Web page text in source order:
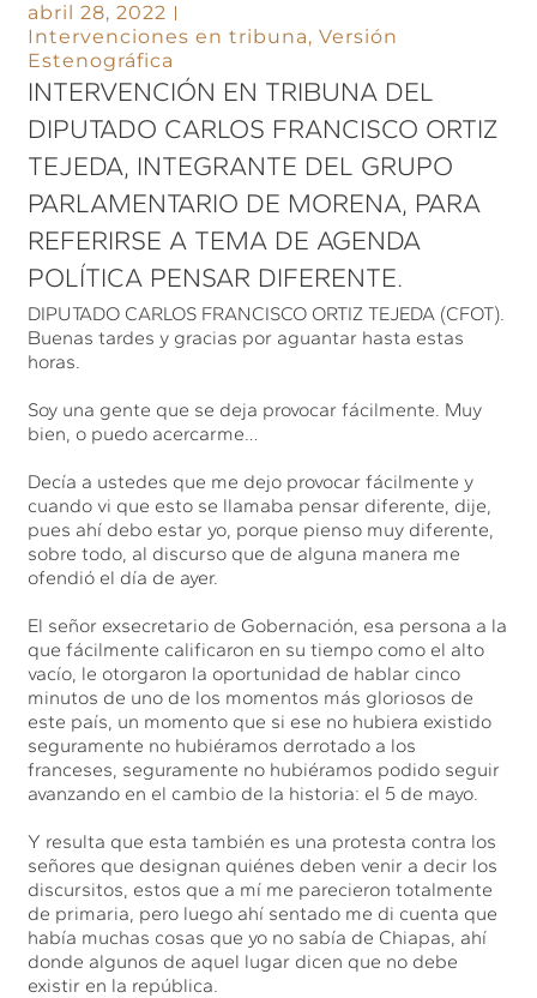
abril 28, 2022
Intervenciones en tribuna,Versión
Estenográfica
INTERVENCIÓN EN TRIBUNA DEL
DIPUTADO CARLOS FRANCISCO ORTIZ
TEJEDA, INTEGRANTE DEL GRUPO
PARLAMENTARIO DE MORENA, PARA
REFERIRSE A TEMA DE AGENDA
POLÍTICA PENSAR DIFERENTE.
DIPUTADO CARLOS FRANCISCO ORTIZ TEJEDA (CFOT).
Buenas tardes y gracias por aguantar hasta estas
horas.
Soy una gente que se deja provocar fácilmente. Muy
bien, o puedo acercarme…
Decía a ustedes que me dejo provocar fácilmente y
cuando vi que esto se llamaba pensar diferente, dije,
pues ahí debo estar yo, porque pienso muy diferente,
sobre todo, al discurso que de alguna manera me
ofendió el día de ayer.
El señor exsecretario de Gobernación, esa persona a la
que fácilmente calificaron en su tiempo como el alto
vacío, le otorgaron la oportunidad de hablar cinco
minutos de uno de los momentos más gloriosos de
este país, un momento que si ese no hubiera existido
seguramente no hubiéramos derrotado a los
franceses, seguramente no hubiéramos podido seguir
avanzando en el cambio de la historia: el 5 de mayo.
Y resulta que esta también es una protesta contra los
señores que designan quiénes deben venir a decir los
discursitos, estos que a mí me parecieron totalmente
de primaria, pero luego ahí sentado me di cuenta que
había muchas cosas que yo no sabía de Chiapas, ahí
donde algunos de aquel lugar dicen que no debe
existir en la república.